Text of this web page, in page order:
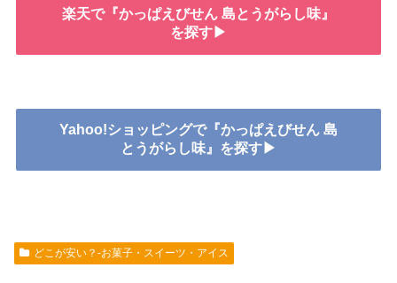
楽天で『かっぱえびせん 島とうがらし味』
を探す▶
Yahoo!ショッピングで『かっぱえびせん 島
とうがらし味』を探す▶
どこが安い？-お菓子・スイーツ・アイス